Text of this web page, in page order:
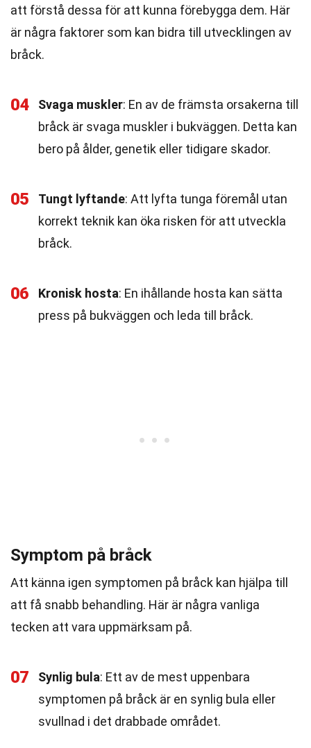
att förstå dessa för att kunna förebygga dem. Här
är några faktorer som kan bidra till utvecklingen av
bråck.
04 Svaga muskler: En av de främsta orsakerna till
bråck är svaga muskler i bukväggen. Detta kan
bero på ålder, genetik eller tidigare skador.
05 Tungt lyftande: Att lyfta tunga föremål utan
korrekt teknik kan öka risken för att utveckla
bråck.
06 Kronisk hosta: En ihållande hosta kan sätta
press på bukväggen och leda till bråck.
Symptom på bråck
Att känna igen symptomen på bråck kan hjälpa till
att få snabb behandling. Här är några vanliga
tecken att vara uppmärksam på.
07 Synlig bula: Ett av de mest uppenbara
symptomen på bråck är en synlig bula eller
svullnad i det drabbade området.